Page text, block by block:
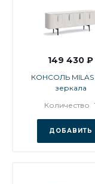
149 430 ₽
КОНСОЛЬ MILAS
зеркала
Количество
ДОБАВИТЬ